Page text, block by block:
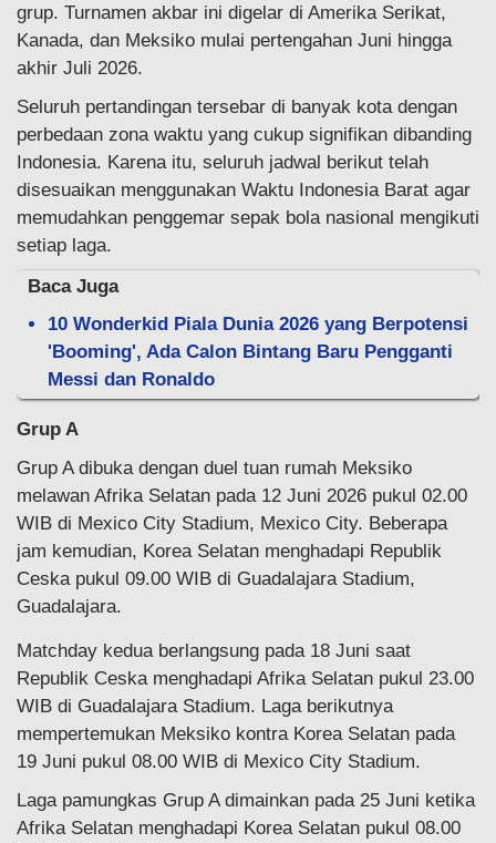
grup. Turnamen akbar ini digelar di Amerika Serikat,
Kanada, dan Meksiko mulai pertengahan Juni hingga
akhir Juli 2026.
Seluruh pertandingan tersebar di banyak kota dengan
perbedaan zona waktu yang cukup signifikan dibanding
Indonesia. Karena itu, seluruh jadwal berikut telah
disesuaikan menggunakan Waktu Indonesia Barat agar
memudahkan penggemar sepak bola nasional mengikuti
setiap laga.
Baca Juga
10 Wonderkid Piala Dunia 2026 yang Berpotensi
'Booming', Ada Calon Bintang Baru Pengganti
Messi dan Ronaldo
Grup A
Grup A dibuka dengan duel tuan rumah Meksiko
melawan Afrika Selatan pada 12 Juni 2026 pukul 02.00
WIB di Mexico City Stadium, Mexico City. Beberapa
jam kemudian, Korea Selatan menghadapi Republik
Ceska pukul 09.00 WIB di Guadalajara Stadium,
Guadalajara.
Matchday kedua berlangsung pada 18 Juni saat
Republik Ceska menghadapi Afrika Selatan pukul 23.00
WIB di Guadalajara Stadium. Laga berikutnya
mempertemukan Meksiko kontra Korea Selatan pada
19 Juni pukul 08.00 WIB di Mexico City Stadium.
Laga pamungkas Grup A dimainkan pada 25 Juni ketika
Afrika Selatan menghadapi Korea Selatan pukul 08.00